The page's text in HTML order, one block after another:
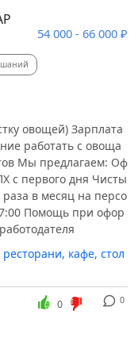
54 000 - 66 000 ₽
овощей) Зарплата
работать с овоща
Мы предлагаем: Оф
с первого дня Чисты
в месяц на персо
Помощь при офор
кафе, стол
0
0